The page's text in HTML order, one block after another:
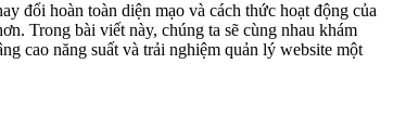
đổi hoàn toàn diện mạo và cách thức hoạt động của
Trong bài viết này, chúng ta sẽ cùng nhau khám
cao năng suất và trải nghiệm quản lý website một